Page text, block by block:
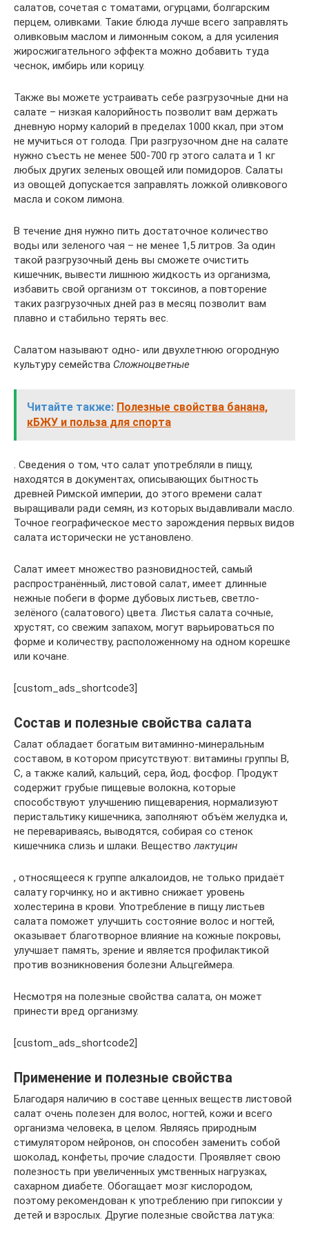
салатов, сочетая с томатами, огурцами, болгарским
перцем, оливками. Такие блюда лучше всего заправлять
оливковым маслом и лимонным соком, а для усиления
жиросжигательного эффекта можно добавить туда
чеснок, имбирь или корицу.
Также вы можете устраивать себе разгрузочные дни на
салате – низкая калорийность позволит вам держать
дневную норму калорий в пределах 1000 ккал, при этом
не мучиться от голода. При разгрузочном дне на салате
нужно съесть не менее 500-700 гр этого салата и 1 кг
любых других зеленых овощей или помидоров. Салаты
из овощей допускается заправлять ложкой оливкового
масла и соком лимона.
В течение дня нужно пить достаточное количество
воды или зеленого чая – не менее 1,5 литров. За один
такой разгрузочный день вы сможете очистить
кишечник, вывести лишнюю жидкость из организма,
избавить свой организм от токсинов, а повторение
таких разгрузочных дней раз в месяц позволит вам
плавно и стабильно терять вес.
Салатом называют одно- или двухлетнюю огородную
культуру семейства Сложноцветные
Читайте также: Полезные свойства банана,
кБЖУ и польза для спорта
. Сведения о том, что салат употребляли в пищу,
находятся в документах, описывающих бытность
древней Римской империи, до этого времени салат
выращивали ради семян, из которых выдавливали масло.
Точное географическое место зарождения первых видов
салата исторически не установлено.
Салат имеет множество разновидностей, самый
распространённый, листовой салат, имеет длинные
нежные побеги в форме дубовых листьев, светло-
зелёного (салатового) цвета. Листья салата сочные,
хрустят, со свежим запахом, могут варьироваться по
форме и количеству, расположенному на одном корешке
или кочане.
[custom_ads_shortcode3]
Состав и полезные свойства салата
Салат обладает богатым витаминно-минеральным
составом, в котором присутствуют: витамины группы В,
С, а также калий, кальций, сера, йод, фосфор. Продукт
содержит грубые пищевые волокна, которые
способствуют улучшению пищеварения, нормализуют
перистальтику кишечника, заполняют объём желудка и,
не перевариваясь, выводятся, собирая со стенок
кишечника слизь и шлаки. Веществолактуцин
, относящееся к группе алкалоидов, не только придаёт
салату горчинку, но и активно снижает уровень
холестерина в крови. Употребление в пищу листьев
салата поможет улучшить состояние волос и ногтей,
оказывает благотворное влияние на кожные покровы,
улучшает память, зрение и является профилактикой
против возникновения болезни Альцгеймера.
Несмотря на полезные свойства салата, он может
принести вред организму.
[custom_ads_shortcode2]
Применение и полезные свойства
Благодаря наличию в составе ценных веществ листовой
салат очень полезен для волос, ногтей, кожи и всего
организма человека, в целом. Являясь природным
стимулятором нейронов, он способен заменить собой
шоколад, конфеты, прочие сладости. Проявляет свою
полезность при увеличенных умственных нагрузках,
сахарном диабете. Обогащает мозг кислородом,
поэтому рекомендован к употреблению при гипоксии у
детей и взрослых. Другие полезные свойства латука: